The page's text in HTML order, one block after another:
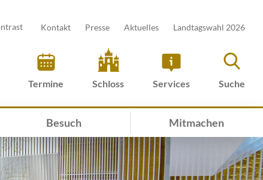
Kontakt Presse Aktuelles Landtagswahl 2026
Termine Schloss Services Suche
Besuch Mitmachen